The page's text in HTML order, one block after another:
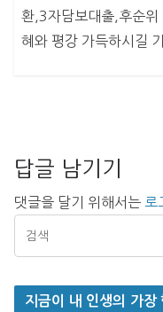
환,3자담보대출,후순위
혜와 평강 가득하시길
답글 남기기
댓글을 달기 위해서는 로
지금이 내 인생의 가장